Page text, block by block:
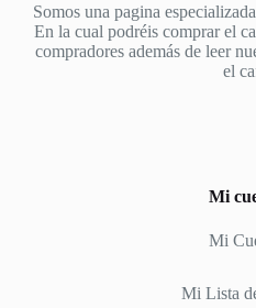
Somos una pagina
En la cual podréis comprar el
compradores además de leer
el
Mi
Mi
Mi Lista